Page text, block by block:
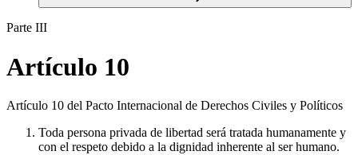
Parte III
Artículo 10
Artículo 10 del Pacto Internacional de Derechos Civiles y Políticos
Toda persona privada de libertad será tratada humanamente y
con el respeto debido a la dignidad inherente al ser humano.